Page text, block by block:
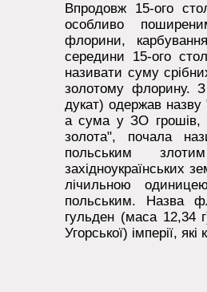
Впродовж 15-ого
особливо
флорини,
середини 15-ого
називати суму
золотому флорину.
дукат) одержав назву
а сума у ЗО грошів,
золота", почала
польським
західноукраїнських
лічильною
польським. Назва
гульден (маса 12,34
Угорської) імперії,